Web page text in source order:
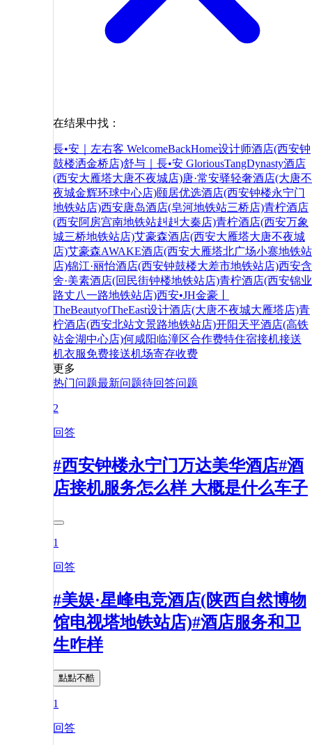
在结果中找：
長•安｜左右客 WelcomeBackHome设计师酒店(西安钟
鼓楼洒金桥店)舒与｜長•安 GloriousTangDynasty酒店
(西安大雁塔大唐不夜城店)唐·常安驿轻奢酒店(大唐不
夜城金辉环球中心店)颐居优选酒店(西安钟楼永宁门
地铁站店)西安唐岛酒店(皂河地铁站三桥店)青柠酒店
(西安阿房宫南地铁站赳赳大秦店)青柠酒店(西安万象
城三桥地铁站店)艾豪森酒店(西安大雁塔大唐不夜城
店)艾豪森AWAKE酒店(西安大雁塔北广场小寨地铁站
店)锦江·丽怡酒店(西安钟鼓楼大差市地铁站店)西安含
舍·美素酒店(回民街钟楼地铁站店)青柠酒店(西安锦业
路丈八一路地铁站店)西安•JH金豪丨
TheBeautyofTheEast设计酒店(大唐不夜城大雁塔店)青
柠酒店(西安北站文景路地铁站店)开阳天平酒店(高铁
站金湖中心店)何咸阳临潼区合作费特住宿接机接送
机衣服免费接送机场寄存收费
更多
热门问题最新问题待回答问题
2
回答
#西安钟楼永宁门万达美华酒店#酒
店接机服务怎么样 大概是什么车子
1
回答
#美娱·星峰电竞酒店(陕西自然博物
馆电视塔地铁站店)#酒店服务和卫
生咋样
點點不酷
1
回答